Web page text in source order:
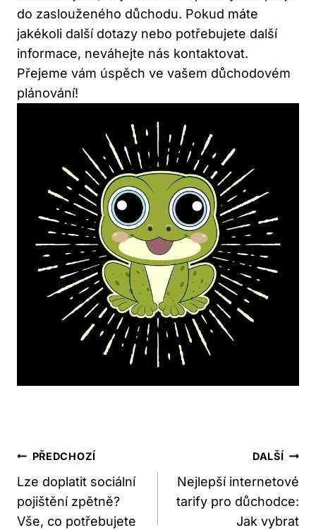
do zaslouženého důchodu. Pokud máte
jakékoli další dotazy nebo potřebujete další
informace, neváhejte nás kontaktovat.
Přejeme vám úspěch ve vašem důchodovém
plánování!
Navigace
Pro
Příspěvek
PŘEDCHOZÍ
Lze doplatit sociální
pojištění zpětně?
Vše, co potřebujete
DALŠÍ
Nejlepší internetové
tarify pro důchodce:
Jak vybrat